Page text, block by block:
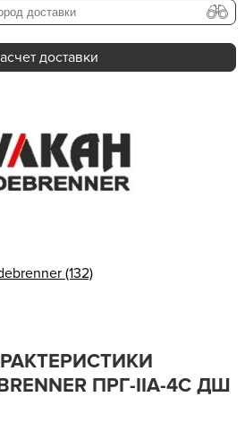
доставки
(132)
ПРГ-IIA-4С ДШ